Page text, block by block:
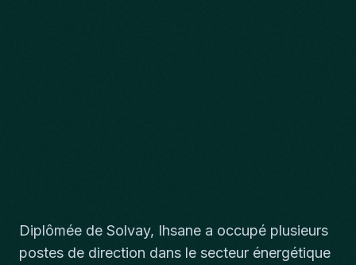
Diplômée de Solvay, Ihsane a occupé plusieurs
postes de direction dans le secteur énergétique